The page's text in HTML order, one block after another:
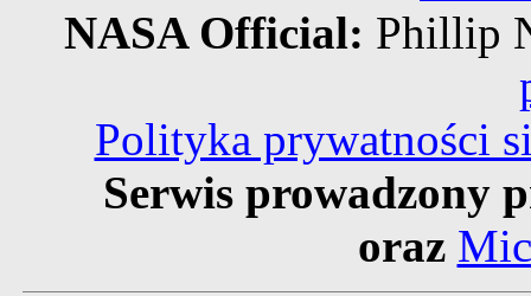
NASA Official: Phillip
Polityka prywatności
Serwis prowadzony
oraz